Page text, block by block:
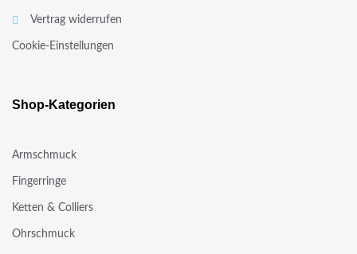
Vertrag widerrufen
Cookie-Einstellungen
Shop-Kategorien
Armschmuck
Fingerringe
Ketten & Colliers
Ohrschmuck